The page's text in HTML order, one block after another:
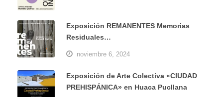
Exposición REMANENTES Memorias
Residuales…
noviembre 6, 2024
Exposición de Arte Colectiva «CIUDAD
PREHISPÁNICA» en Huaca Pucllana